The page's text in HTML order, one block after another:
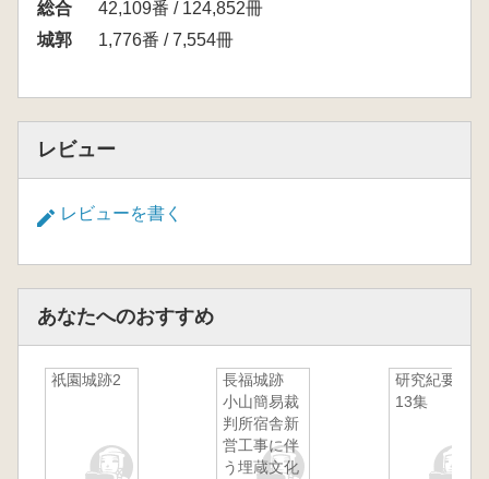
総合
42,109番 / 124,852冊
城郭
1,776番 / 7,554冊
レビュー
レビューを書く
あなたへのおすすめ
祇園城跡2
長福城跡
小山簡易裁
判所宿舎新
営工事に伴
う埋蔵文化
研究紀要第
13集